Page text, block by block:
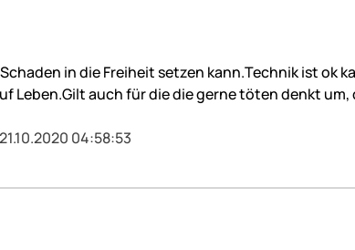
in die Freiheit setzen kann.Technik ist
Leben.Gilt auch für die die gerne töten denkt
04:58:53